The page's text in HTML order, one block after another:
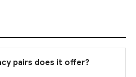
of transparent, direct
pairs does it offer?